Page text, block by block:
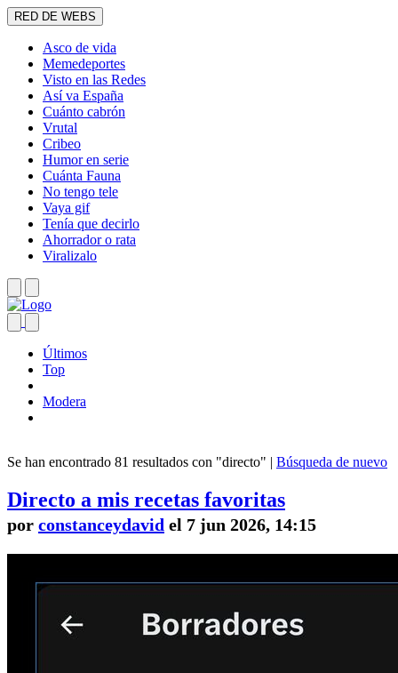
RED DE WEBS
Asco de vida
Memedeportes
Visto en las Redes
Así va España
Cuánto cabrón
Vrutal
Cribeo
Humor en serie
Cuánta Fauna
No tengo tele
Vaya gif
Tenía que decirlo
Ahorrador o rata
Viralizalo
Últimos
Top
Modera
Se han encontrado 81 resultados con "directo" | Búsqueda de nuevo
Directo a mis recetas favoritas
por constanceydavid el 7 jun 2026, 14:15